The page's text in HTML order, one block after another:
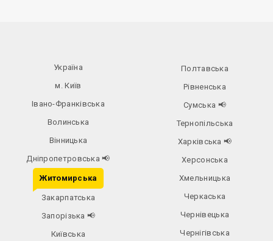
Україна
м. Київ
Івано-Франківська
Волинська
Вінницька
Дніпропетровська📢
Житомирська
Закарпатська
Запорізька 📢
Київська
Полтавська
Рівненська
Сумська 📢
Тернопільська
Харківська 📢
Херсонська
Хмельницька
Черкаська
Чернівецька
Чернігівська